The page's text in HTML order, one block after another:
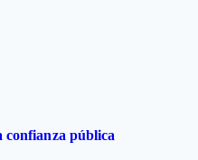
confianza pública